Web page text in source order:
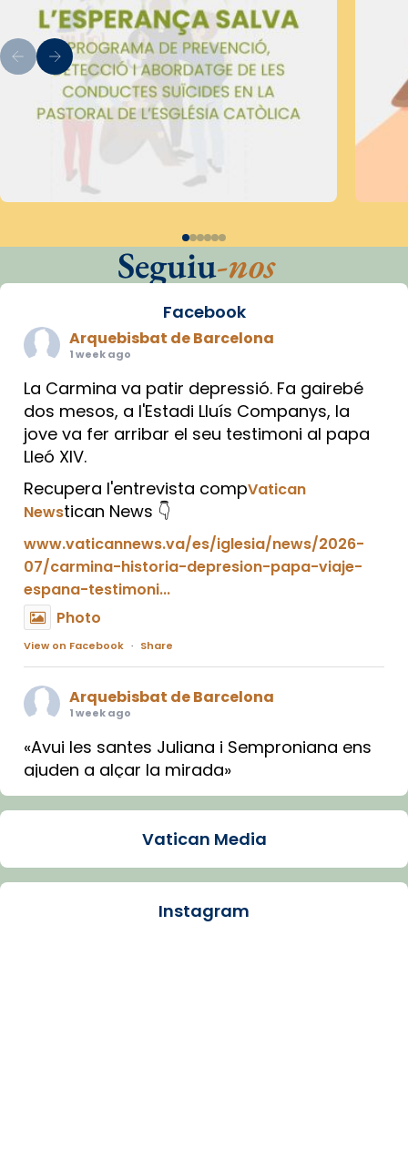
Seguiu-nos
Facebook
Arquebisbat de Barcelona
1 week ago
La Carmina va patir depressió. Fa gairebé
dos mesos, a l'Estadi Lluís Companys, la
jove va fer arribar el seu testimoni al papa
Lleó XIV.
Recupera l'entrevista compVatican
Newstican News 👇
www.vaticannews.va/es/iglesia/news/2026-
07/carmina-historia-depresion-papa-viaje-
espana-testimoni...
Photo
View on Facebook · Share
Arquebisbat de Barcelona
1 week ago
«Avui les santes Juliana i Semproniana ens
ajuden a alçar la mirada»
Mons. Sergi Gordo, bisbe de Tortosa, ha
Santes de Mataró.
🔗tinyurl.com/cvu5jmbk
Vatican Media
Instagram